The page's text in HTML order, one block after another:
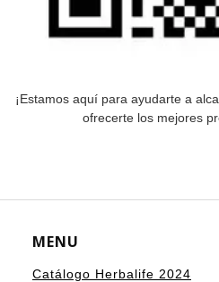
¡Estamos aquí para ayudarte a
ofrecerte los mejores
MENU
Catálogo Herbalife 2024